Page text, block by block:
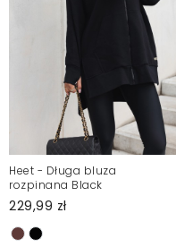
Heet - Długa bluza
rozpinana Black
229,99 zł